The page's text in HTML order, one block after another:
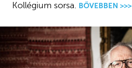
Kollégium sorsa. BŐVEBBEN >>>